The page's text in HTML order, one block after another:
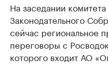
На заседании
Законодательного
сейчас региональное
переговоры с
которого входит АО